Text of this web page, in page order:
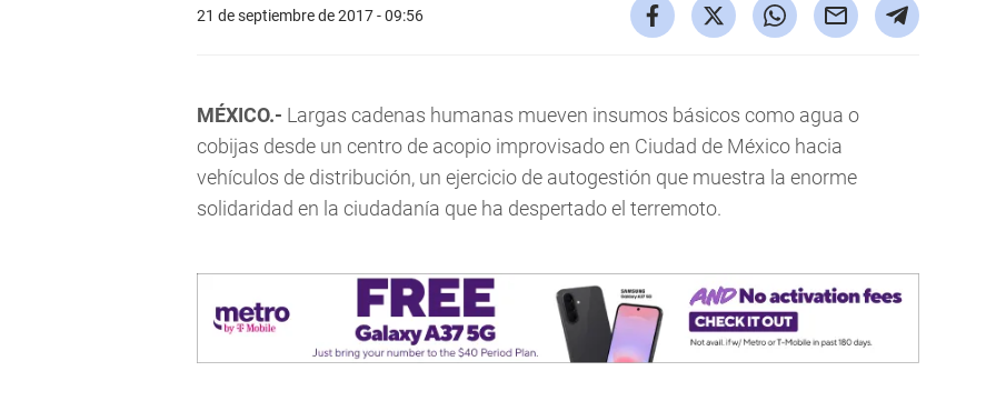
21 de septiembre de 2017 - 09:56
MÉXICO.- Largas cadenas humanas mueven insumos básicos como agua o
cobijas desde un centro de acopio improvisado en Ciudad de México hacia
vehículos de distribución, un ejercicio de autogestión que muestra la enorme
solidaridad en la ciudadanía que ha despertado el terremoto.